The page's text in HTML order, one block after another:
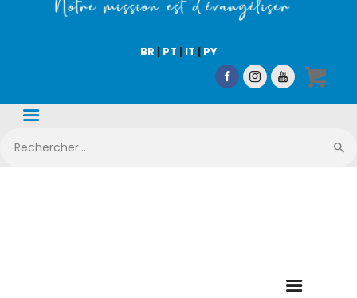
BR | PT | IT | PY
Qui sommes-nous
CN Média
Nos activités